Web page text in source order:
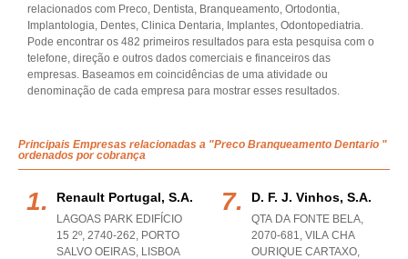
relacionados com Preco, Dentista, Branqueamento, Ortodontia,
Implantologia, Dentes, Clinica Dentaria, Implantes, Odontopediatria.
Pode encontrar os 482 primeiros resultados para esta pesquisa com o
telefone, direção e outros dados comerciais e financeiros das
empresas. Baseamos em coincidências de uma atividade ou
denominação de cada empresa para mostrar esses resultados.
Principais Empresas relacionadas a "Preco Branqueamento Dentario "
ordenados por cobrança
Renault Portugal, S.a.
LAGOAS PARK EDIFÍCIO
15 2º, 2740-262, PORTO
SALVO OEIRAS, LISBOA
D. F. J. Vinhos, S.a.
QTA DA FONTE BELA,
2070-681, VILA CHA
OURIQUE CARTAXO,